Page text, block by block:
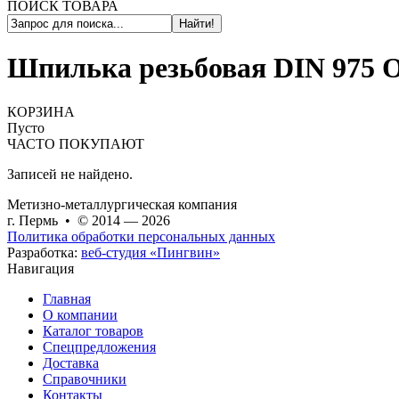
ПОИСК ТОВАРА
Найти!
Шпилька резьбовая DIN 975
КОРЗИНА
Пусто
ЧАСТО ПОКУПАЮТ
Записей не найдено.
Метизно-металлургическая компания
г. Пермь • © 2014 — 2026
Политика обработки персональных данных
Разработка: веб-студия «Пингвин»
Навигация
Главная
О компании
Каталог товаров
Спецпредложения
Доставка
Справочники
Контакты